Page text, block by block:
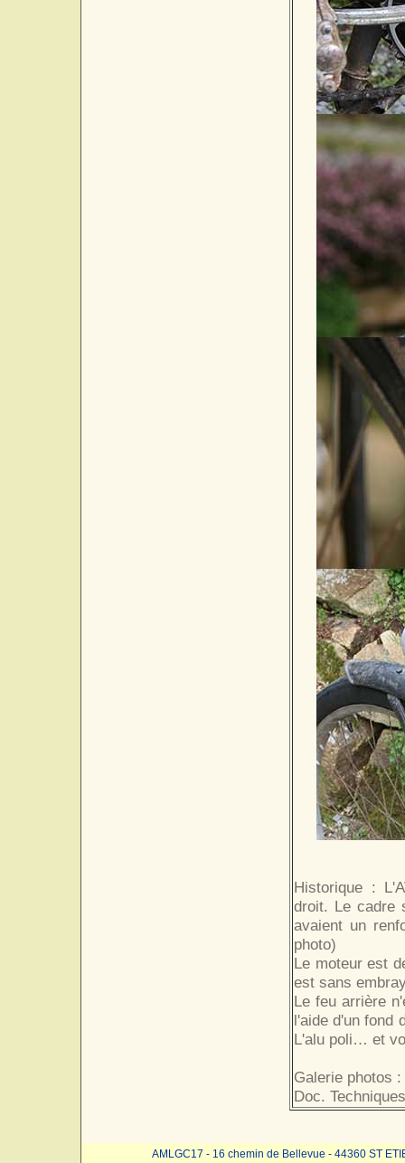
Historique :
droit. Le cadre
avaient un
photo)
Le moteur est
est sans
Le feu arrière
l'aide d'un fond
L'alu poli… et
Galerie photos :
Doc.
AMLGC17 - 16 chemin de Bellevue - 44360 ST